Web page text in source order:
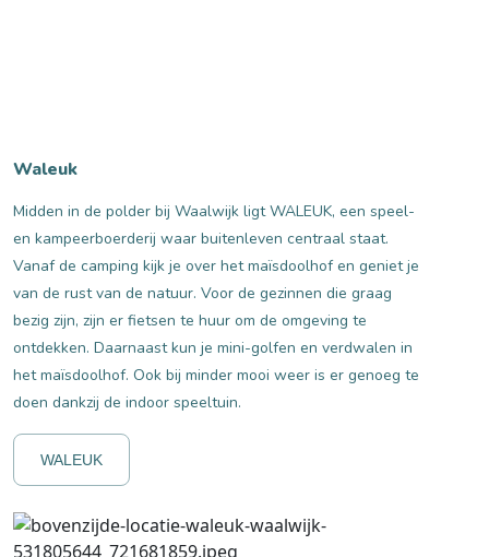
Waleuk
Midden in de polder bij Waalwijk ligt WALEUK, een speel-
en kampeerboerderij waar buitenleven centraal staat.
Vanaf de camping kijk je over het maïsdoolhof en geniet je
van de rust van de natuur. Voor de gezinnen die graag
bezig zijn, zijn er fietsen te huur om de omgeving te
ontdekken. Daarnaast kun je mini-golfen en verdwalen in
het maïsdoolhof. Ook bij minder mooi weer is er genoeg te
doen dankzij de indoor speeltuin.
WALEUK